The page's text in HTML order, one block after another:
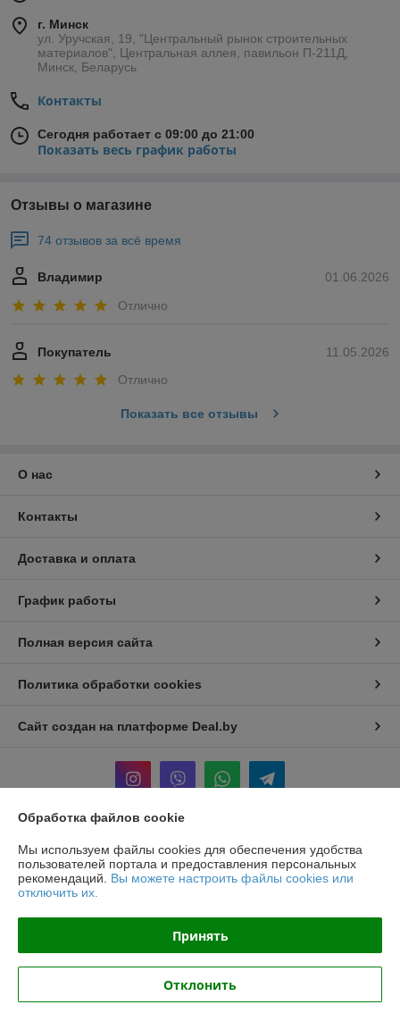
г. Минск
ул. Уручская, 19, "Центральный рынок строительных
материалов", Центральная аллея, павильон П-211Д,
Минск, Беларусь
Контакты
Сегодня работает с 09:00 до 21:00
Показать весь график работы
Отзывы о магазине
74 отзывов за всё время
01.06.2026
Владимир
Отлично
11.05.2026
Покупатель
Отлично
Показать все отзывы
О нас
Контакты
Доставка и оплата
График работы
Полная версия сайта
Политика обработки cookies
Сайт создан на платформе Deal.by
Информация для покупателя
Юридическое лицо:ООО «БЕЛПРОФИЛЬ ГРУПП»
220040, Г. МИНСК, ПЕР. 3-Й МОЖАЙСКОГО, Д. 11, ПОМ. 107, 220040
Регистрационный номер ЕГР: 193780303
Регистрационный орган: Минский горисполком
Дата регистрации компании: 02.11.2017
Обработка файлов cookie
Мы используем файлы cookies для обеспечения удобства
пользователей портала и предоставления персональных
рекомендаций. Вы можете настроить файлы cookies или
отключить их.
Принять
Отклонить